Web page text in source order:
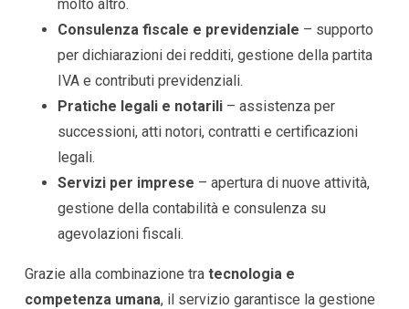
molto altro.
Consulenza fiscale e previdenziale – supporto
per dichiarazioni dei redditi, gestione della partita
IVA e contributi previdenziali.
Pratiche legali e notarili – assistenza per
successioni, atti notori, contratti e certificazioni
legali.
Servizi per imprese – apertura di nuove attività,
gestione della contabilità e consulenza su
agevolazioni fiscali.
Grazie alla combinazione tra tecnologia e
competenza umana, il servizio garantisce la gestione